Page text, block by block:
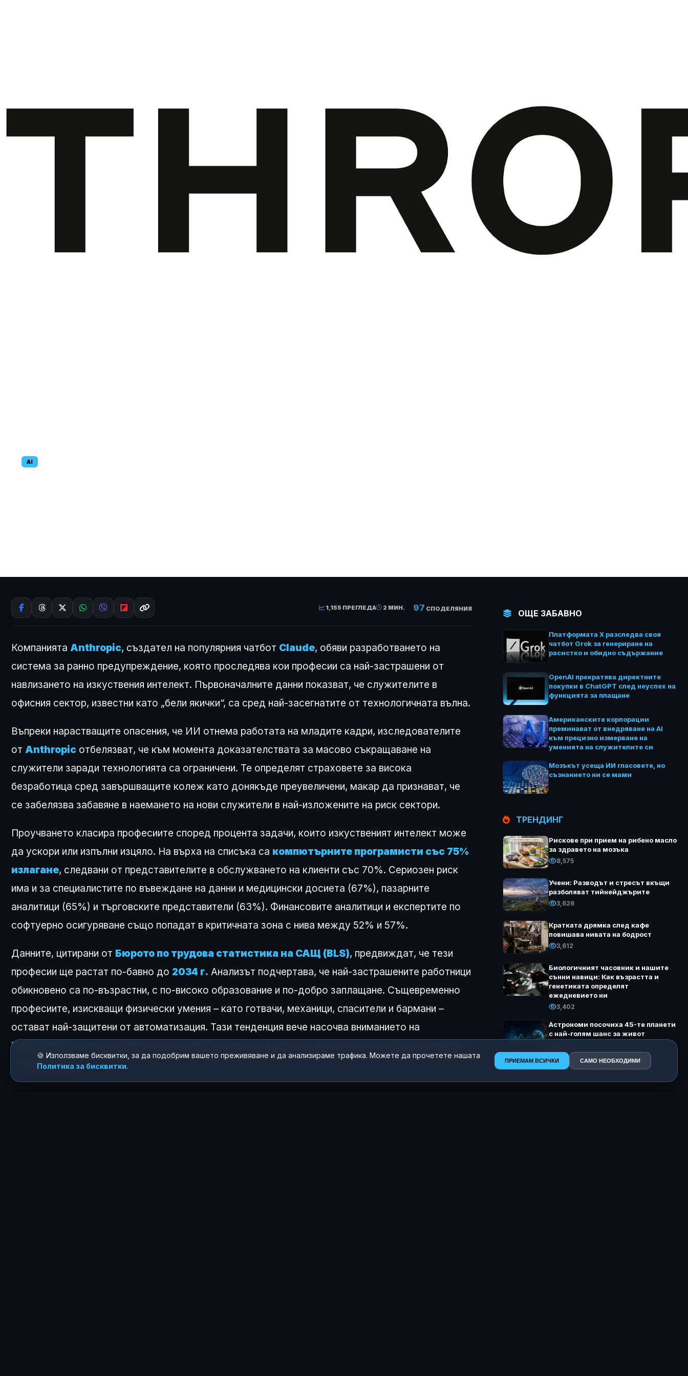
AI
1,155 ПРЕГЛЕДА 2 МИН. 97 СПОДЕЛЯНИЯ
Компанията Anthropic, създател на популярния чатбот Claude, обяви разработването на
система за ранно предупреждение, която проследява кои професии са най-застрашени от
навлизането на изкуствения интелект. Първоначалните данни показват, че служителите в
офисния сектор, известни като „бели якички“, са сред най-засегнатите от технологичната вълна.
Въпреки нарастващите опасения, че ИИ отнема работата на младите кадри, изследователите
от Anthropic отбелязват, че към момента доказателствата за масово съкращаване на
служители заради технологията са ограничени. Те определят страховете за висока
безработица сред завършващите колеж като донякъде преувеличени, макар да признават, че
се забелязва забавяне в наемането на нови служители в най-изложените на риск сектори.
Проучването класира професиите според процента задачи, които изкуственият интелект може
да ускори или изпълни изцяло. На върха на списъка са компютърните програмисти със 75%
излагане, следвани от представителите в обслужването на клиенти със 70%. Сериозен риск
има и за специалистите по въвеждане на данни и медицински досиета (67%), пазарните
аналитици (65%) и търговските представители (63%). Финансовите аналитици и експертите по
софтуерно осигуряване също попадат в критичната зона с нива между 52% и 57%.
Данните, цитирани от Бюрото по трудова статистика на САЩ (BLS), предвиждат, че тези
професии ще растат по-бавно до 2034 г. Анализът подчертава, че най-застрашените работници
обикновено са по-възрастни, с по-високо образование и по-добро заплащане. Същевременно
професиите, изискващи физически умения – като готвачи, механици, спасители и бармани –
остават най-защитени от автоматизация. Тази тенденция вече насочва вниманието на
Поколението Z
от алгоритми.
ОЩЕ ЗАБАВНО
Платформата X разследва своя
чатбот Grok за генериране на
расистко и обидно съдържание
OpenAI прекратява директните
покупки в ChatGPT след неуспех на
функцията за плащане
Американските корпорации
преминават от внедряване на AI
към прецизно измерване на
уменията на служителите си
Мозъкът усеща ИИ гласовете, но
съзнанието ни се мами
ТРЕНДИНГ
Рискове при прием на рибено масло
за здравето на мозъка
8,575
Учени: Разводът и стресът вкъщи
разболяват тийнейджърите
3,626
Кратката дрямка след кафе
повишава нивата на бодрост
3,612
Биологичният часовник и нашите
сънни навици: Как възрастта и
генетиката определят
ежедневието ни
3,402
Астрономи посочиха 45-те планети
с най-голям шанс за живот
🍪 Използваме бисквитки, за да подобрим вашето преживяване и да анализираме трафика. Можете да прочетете нашата
Политика за бисквитки.
ПРИЕМАМ ВСИЧКИ САМО НЕОБХОДИМИ